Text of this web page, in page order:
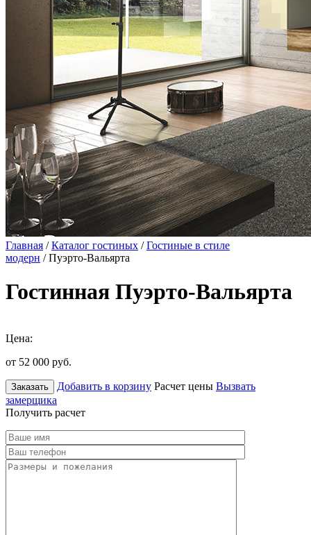
Главная /Каталог гостиных /Гостиные в стиле
модерн / Пуэрто-Вальярта
Гостинная Пуэрто-Вальярта
Цена:
от 52 000 руб.
Заказать Добавить в корзину Расчет цены Вызвать
замерщика
Получить расчет